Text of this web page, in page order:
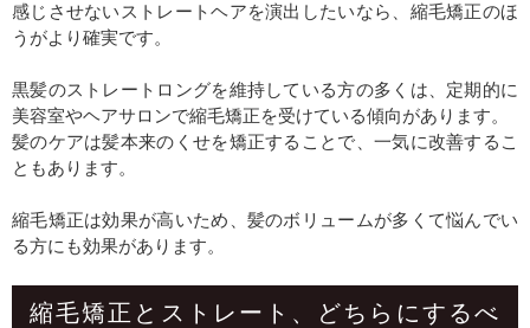
感じさせないストレートヘアを演出したいなら、縮毛矯正のほ
うがより確実です。
黒髪のストレートロングを維持している方の多くは、定期的に
美容室やヘアサロンで縮毛矯正を受けている傾向があります。
髪のケアは髪本来のくせを矯正することで、一気に改善するこ
ともあります。
縮毛矯正は効果が高いため、髪のボリュームが多くて悩んでい
る方にも効果があります。
縮毛矯正とストレート、どちらにするべ